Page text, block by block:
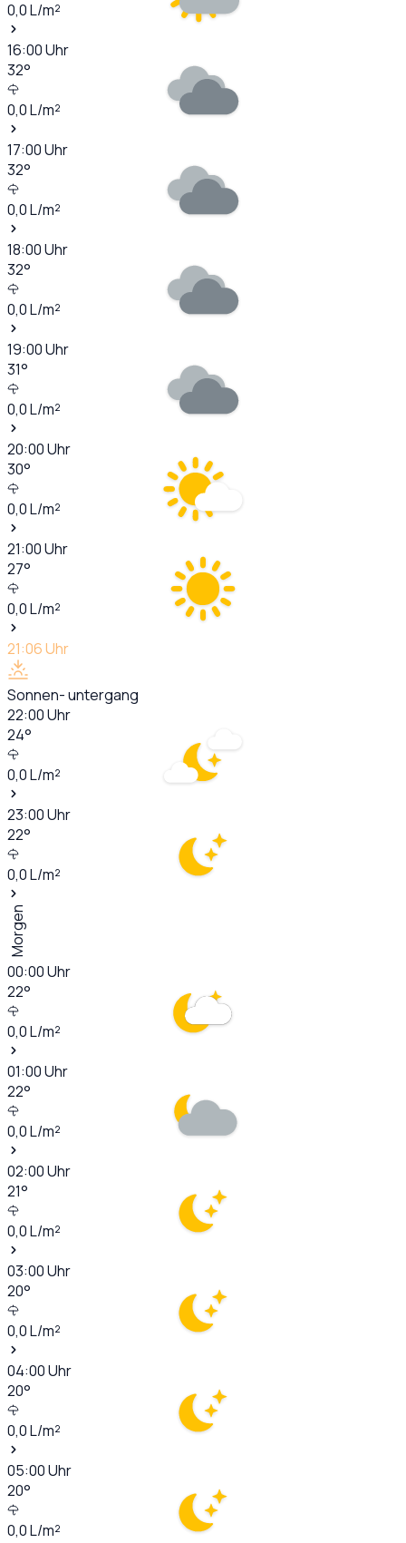
0,0L/m²
16:00Uhr
32°
0,0L/m²
17:00Uhr
32°
0,0L/m²
18:00Uhr
32°
0,0L/m²
19:00Uhr
31°
0,0L/m²
20:00Uhr
30°
0,0L/m²
21:00Uhr
27°
0,0L/m²
21:06Uhr
Sonnen- untergang
22:00Uhr
24°
0,0L/m²
23:00Uhr
22°
0,0L/m²
Morgen
00:00Uhr
22°
0,0L/m²
01:00Uhr
22°
0,0L/m²
02:00Uhr
21°
0,0L/m²
03:00Uhr
20°
0,0L/m²
04:00Uhr
20°
0,0L/m²
05:00Uhr
20°
0,0L/m²